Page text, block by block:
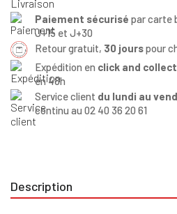
Paiement sécurisé par carte
J+15 et J+30
Retour gratuit, 30 jourspour
Expédition en click and
en 48h
Service client du lundi au
continu au 02 40 36 20 61
Description